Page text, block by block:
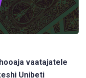
vaatajatele
Unibeti